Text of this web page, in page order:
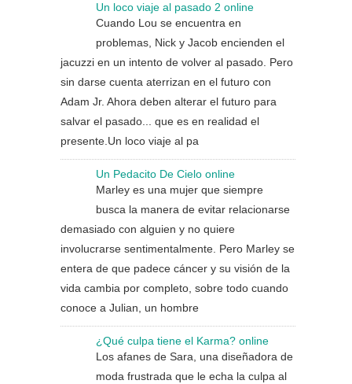
Un loco viaje al pasado 2 online
Cuando Lou se encuentra en
problemas, Nick y Jacob encienden el
jacuzzi en un intento de volver al pasado. Pero
sin darse cuenta aterrizan en el futuro con
Adam Jr. Ahora deben alterar el futuro para
salvar el pasado... que es en realidad el
presente.Un loco viaje al pa
Un Pedacito De Cielo online
Marley es una mujer que siempre
busca la manera de evitar relacionarse
demasiado con alguien y no quiere
involucrarse sentimentalmente. Pero Marley se
entera de que padece cáncer y su visión de la
vida cambia por completo, sobre todo cuando
conoce a Julian, un hombre
¿Qué culpa tiene el Karma? online
Los afanes de Sara, una diseñadora de
moda frustrada que le echa la culpa al